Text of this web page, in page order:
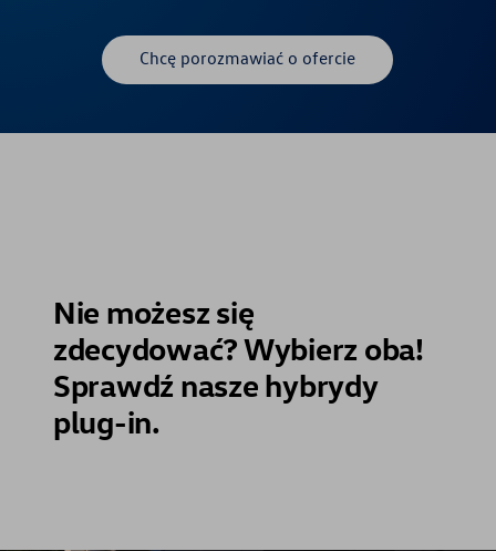
Chcę porozmawiać o ofercie
Nie możesz się
zdecydować? Wybierz oba!
Sprawdź nasze hybrydy
plug-in.